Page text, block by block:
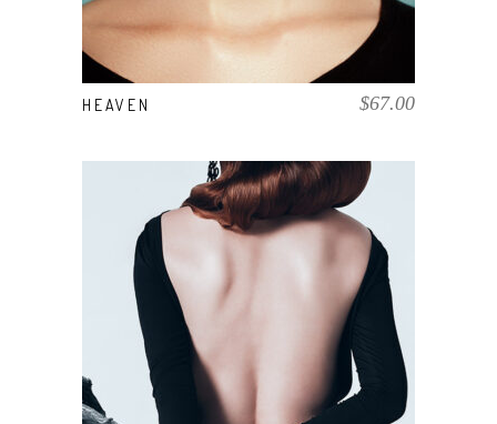
HEAVEN $67.00
COMPRAR EL PRODUCTO